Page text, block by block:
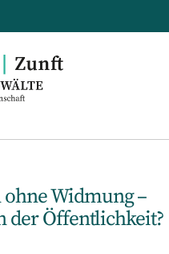
Widmung –
der Öffentlichkeit?